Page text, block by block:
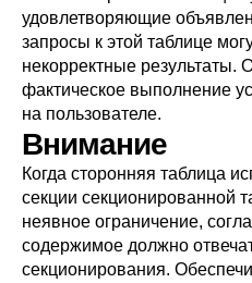
удовлетворяющие
запросы к этой таблице
некорректные результаты.
фактическое выполнение
на пользователе.
Внимание
Когда сторонняя таблица
секции секционированной
неявное ограничение,
содержимое должно
секционирования.